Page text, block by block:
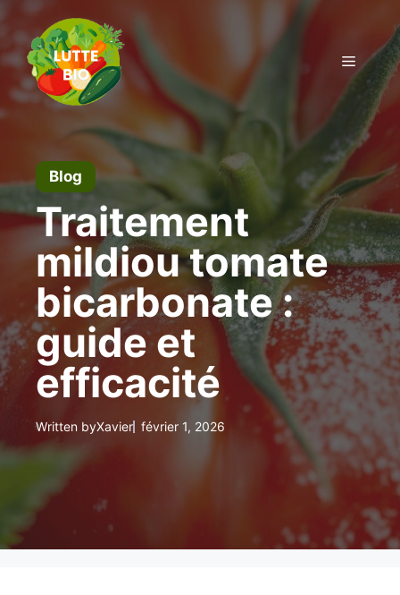
au
contenu
Menu
Blog
Traitement
mildiou tomate
bicarbonate :
guide et
efficacité
Written byXavier février 1, 2026